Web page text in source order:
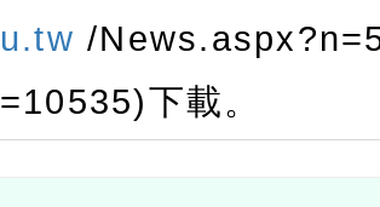
u.tw /
=10535)下載。